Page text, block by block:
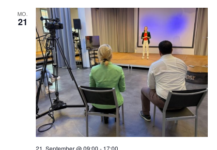
MO.
21
21. September @ 09:00 - 17:00